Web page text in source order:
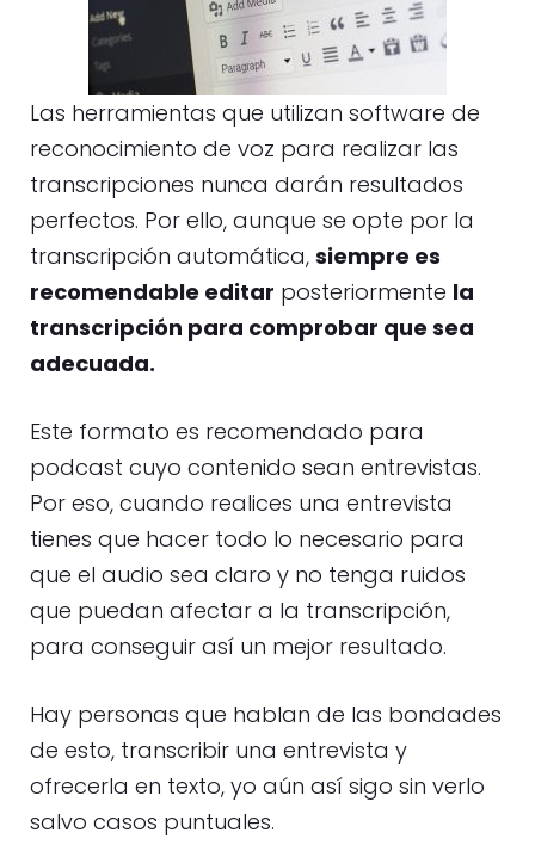
Las herramientas que utilizan software de
reconocimiento de voz para realizar las
transcripciones nunca darán resultados
perfectos. Por ello, aunque se opte por la
transcripción automática, siempre es
recomendable editar posteriormente la
transcripción para comprobar que sea
adecuada.
Este formato es recomendado para
podcast cuyo contenido sean entrevistas.
Por eso, cuando realices una entrevista
tienes que hacer todo lo necesario para
que el audio sea claro y no tenga ruidos
que puedan afectar a la transcripción,
para conseguir así un mejor resultado.
Hay personas que hablan de las bondades
de esto, transcribir una entrevista y
ofrecerla en texto, yo aún así sigo sin verlo
salvo casos puntuales.